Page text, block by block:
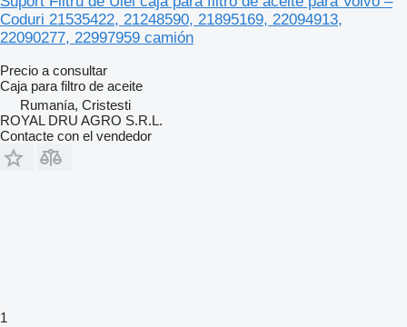
Coduri 21535422, 21248590, 21895169, 22094913,
22090277, 22997959 camión
Precio a consultar
Caja para filtro de aceite
Rumanía, Cristesti
ROYAL DRU AGRO S.R.L.
Contacte con el vendedor
1